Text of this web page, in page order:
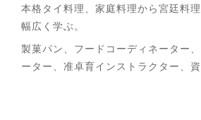
本格タイ料理、家庭料理から宮廷料
幅広く学ぶ。
製菓パン、フードコーディネーター
ーター、准卓育インストラクター、資